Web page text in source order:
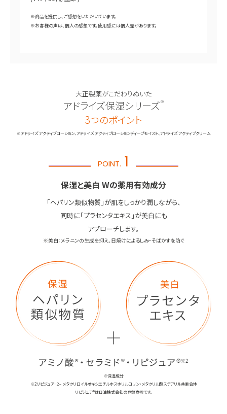
※商品を提供し、ご感想をいただいています。
※お客様の声は、個人の感想です。使用感には個人差があります。
大正製薬がこだわりぬいた
アドライズ保湿シリーズ※
3つのポイント
※アドライズ アクティブローション、アドライズ アクティブローションディープモイスト、アドライズ アクティブクリーム
POINT. 1
保湿と美白 Wの薬用有効成分
「ヘパリン類似物質」が肌をしっかり潤しながら、
同時に「プラセンタエキス」が美白にも
アプローチします。
※美白：メラニンの生成を抑え、日焼けによるしみ・そばかすを防ぐ
※保湿成分
※2リピジュア：２− メタクリロイルオキシエチルホスホリルコリン・メタクリル酸ステアリル共重合体
リピジュア®は日油株式会社の登録商標です。